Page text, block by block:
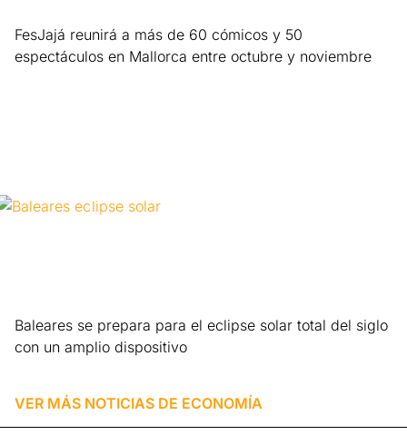
FesJajá reunirá a más de 60 cómicos y 50
espectáculos en Mallorca entre octubre y noviembre
Baleares se prepara para el eclipse solar total del siglo
con un amplio dispositivo
VER MÁS NOTICIAS DE ECONOMÍA